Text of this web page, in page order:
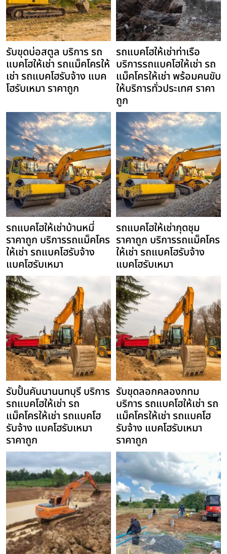
รับขุดบ่อสตูล บริการ รถ
แบคโฮให้เช่า รถแม็คโครให้
เช่า รถแบคโฮรับจ้าง แบค
โฮรับเหมา ราคาถูก
รถแบคโฮให้เช่าท่าเรือ
บริการรถแบคโฮให้เช่า รถ
แม็คโครให้เช่า พร้อมคนขับ
ให้บริการทั่วประเทศ ราคา
ถูก
รถแบคโฮให้เช่าบ้านหมี่
ราคาถูก บริการรถแม็คโคร
ให้เช่า รถแบคโฮรับจ้าง
แบคโฮรับเหมา
รถแบคโฮให้เช่ากุดชุม
ราคาถูก บริการรถแม็คโคร
ให้เช่า รถแบคโฮรับจ้าง
แบคโฮรับเหมา
รับปั้นคันนานนทบุรี บริการ
รถแบคโฮให้เช่า รถ
แม็คโครให้เช่า รถแบคโฮ
รับจ้าง แบคโฮรับเหมา
ราคาถูก
รับขุดลอกคลองกทม
บริการ รถแบคโฮให้เช่า รถ
แม็คโครให้เช่า รถแบคโฮ
รับจ้าง แบคโฮรับเหมา
ราคาถูก